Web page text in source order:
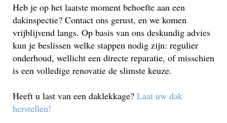
Heb je op het laatste moment behoefte aan een
dakinspectie? Contact ons gerust, en we komen
vrijblijvend langs. Op basis van ons deskundig advies
kun je beslissen welke stappen nodig zijn: regulier
onderhoud, wellicht een directe reparatie, of misschien
is een volledige renovatie de slimste keuze.
Heeft u last van een daklekkage? Laat uw dak
herstellen!